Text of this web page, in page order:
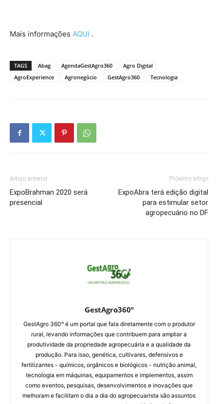
Mais informações AQUI .
TAGS Abag AgendaGestAgro360
Agro Digital
AgroExperience
Agronegócio GestAgro360 Tecnologia
Artigo anterior
ExpoBrahman 2020 será
presencial
Próximo artigo
ExpoAbra terá edição digital
para estimular setor
agropecuário no DF
GestAgro360º
GestAgro 360° é um portal que fala diretamente com o produtor
rural, levando informações que contribuem para ampliar a
produtividade da propriedade agropecuária e a qualidade da
produção. Para isso, genética, cultivares, defensivos e
fertilizantes - químicos, orgânicos e biológicos - nutrição animal,
tecnologia em máquinas, equipamentos e implementos, assim
como eventos, pesquisas, desenvolvimentos e inovações que
melhoram e facilitam o dia a dia do agropecuarista são assuntos